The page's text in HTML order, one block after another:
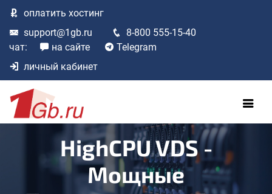
оплатить хостинг
support@1gb.ru
8-800 555-15-40
чат:
на сайте
Telegram
личный кабинет
HighCPU VDS -
Мощные